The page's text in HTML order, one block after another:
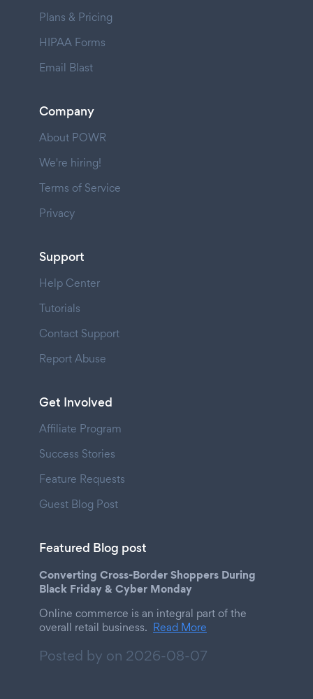
Plans & Pricing
HIPAA Forms
Email Blast
Company
About POWR
We're hiring!
Terms of Service
Privacy
Support
Help Center
Tutorials
Contact Support
Report Abuse
Get Involved
Affiliate Program
Success Stories
Feature Requests
Guest Blog Post
Featured Blog post
Converting Cross-Border Shoppers During
Black Friday & Cyber Monday
Online commerce is an integral part of the
overall retail business. Read More
Posted by on 2026-08-07